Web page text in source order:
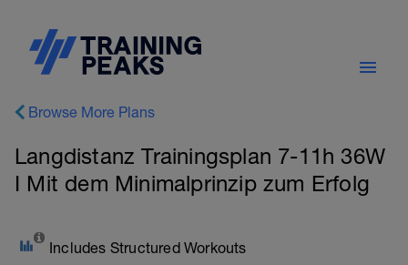
Browse More Plans
Langdistanz Trainingsplan 7-11h 36W
I Mit dem Minimalprinzip zum Erfolg
Includes Structured Workouts